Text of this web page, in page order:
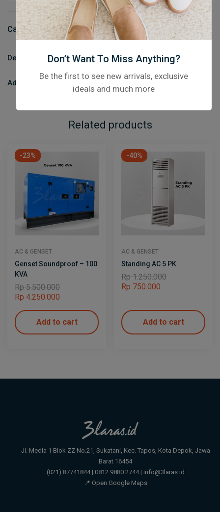
Category: AC & Genset
Description
Additional Information
Related products
-23%
AC & GENSET
Genset Soundproof – 100
KVA
Rp5.500.000
Rp 4.250.000
Add to cart
-40%
AC & GENSET
Standing AC 5 PK
Rp1.250.000
Rp 750.000
Add to cart
Jl. Media 1 Blok ZZ No.21, Sukatani, Kec. Tapos, Kota Depok, Jawa
Barat 16454
(021) 87741844 | 0812 9880 2744 | info@3laras.id
📍 Open Google Maps
Don’t Want To Miss Anything?
Be the first to see new arrivals, exclusive
ideals and much more